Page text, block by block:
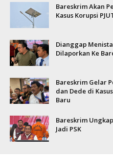
Bareskrim Akan
Kasus Korupsi
Dianggap
Dilaporkan Ke
Bareskrim Gelar
dan Dede di
Baru
Bareskrim
Jadi PSK